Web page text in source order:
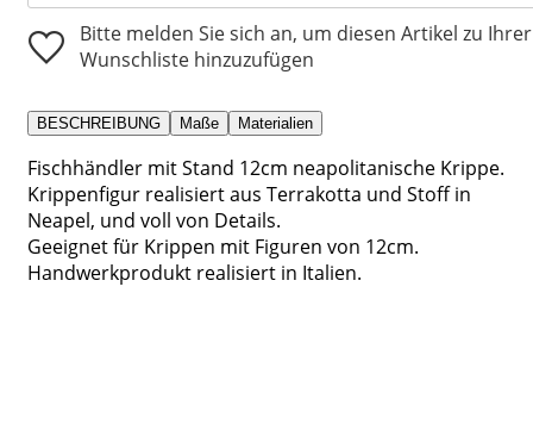
Bitte melden Sie sich an, um diesen Artikel zu Ihrer
Wunschliste hinzuzufügen
BESCHREIBUNG Maße Materialien
Fischhändler mit Stand 12cm neapolitanische Krippe.
Krippenfigur realisiert aus Terrakotta und Stoff in
Neapel, und voll von Details.
Geeignet für Krippen mit Figuren von 12cm.
Handwerkprodukt realisiert in Italien.